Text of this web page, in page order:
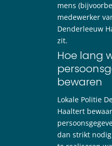
mens
medewerker
Denderleeuw
zit.
Hoe lang
bewaren
Lokale Politie
Haaltert
dan strikt